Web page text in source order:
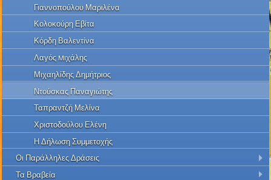
Γιαννοπούλου Μαριλένα
Κολοκούρη Εβίτα
Κόρδη Βαλεντίνα
Λαγός Mιχάλης
Μιχαηλίδης Δημήτριος
Ντούσκας Παναγιώτης
Ταπραντζή Μελίνα
Χριστοδούλου Ελένη
Η Δήλωση Συμμετοχής
Οι Παράλληλες Δράσεις
Τα Βραβεία